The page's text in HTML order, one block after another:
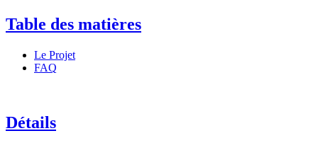
Table des matières
Le Projet
FAQ
Détails